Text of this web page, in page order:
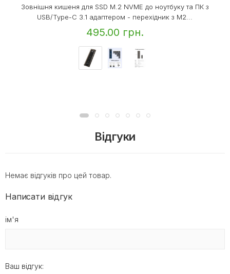
Зовнішня кишеня для SSD M.2 NVME до ноутбуку та ПК з
USB/Type-C 3.1 адаптером - перехідник з M2...
495.00 грн.
Відгуки
Немає відгуків про цей товар.
Написати відгук
ім'я
Ваш відгук: